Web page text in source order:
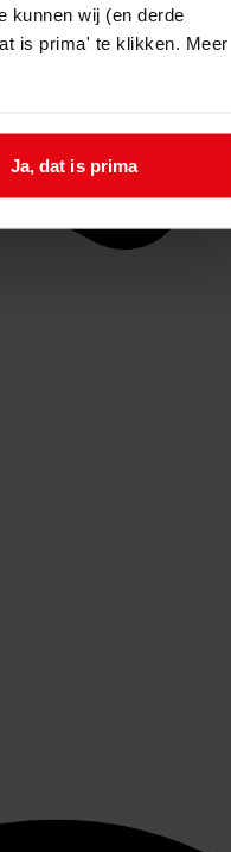
kunnen wij (en derde
is prima' te klikken. Meer
Ja, dat is prima